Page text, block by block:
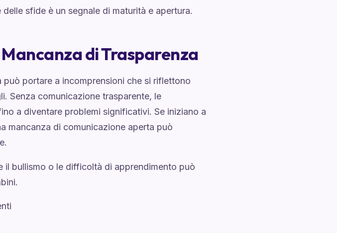
sfide è un segnale di maturità e apertura.
di Trasparenza
portare a incomprensioni che si riflettono
Senza comunicazione trasparente, le
a diventare problemi significativi. Se iniziano a
mancanza di comunicazione aperta può
il bullismo o le difficoltà di apprendimento può